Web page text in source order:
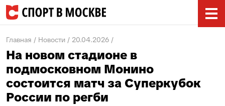
Главная Новости 20.04.2026
На новом стадионе в
подмосковном Монино
состоится матч за Суперкубок
России по регби